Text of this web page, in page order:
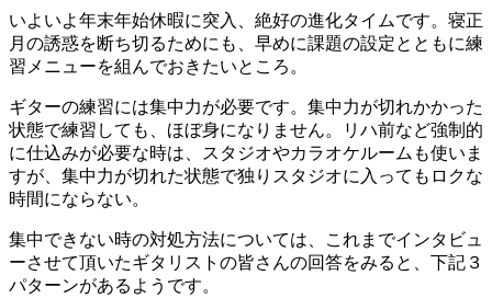
いよいよ年末年始休暇に突入、絶好の進化タイムです。寝正
月の誘惑を断ち切るためにも、早めに課題の設定とともに練
習メニューを組んでおきたいところ。
ギターの練習には集中力が必要です。集中力が切れかかった
状態で練習しても、ほぼ身になりません。リハ前など強制的
に仕込みが必要な時は、スタジオやカラオケルームも使いま
すが、集中力が切れた状態で独りスタジオに入ってもロクな
時間にならない。
集中できない時の対処方法については、これまでインタビュ
ーさせて頂いたギタリストの皆さんの回答をみると、下記３
パターンがあるようです。